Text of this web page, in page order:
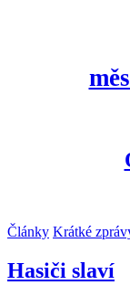
Články Krátké
Hasiči slaví